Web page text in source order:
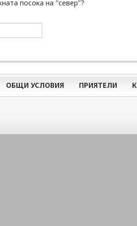
посока на "север"?
ОБЩИ УСЛОВИЯ ПРИЯТЕЛИ